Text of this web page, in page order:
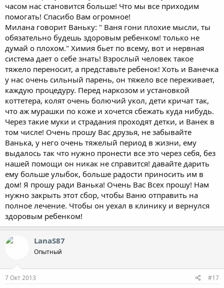
часом нас становится больше! Что мы все приходим
помогать! Спасибо Вам огромное!
Милана говорит Ваньку: " Ваня гони плохие мысли, ты
обязательно будешь здоровым ребенком! только не
думай о плохом." Химия бьет по всему, вот и нервная
система дает о себе знать! Взрослый человек такое
тяжело переносит, а представьте ребенок! Хоть и Ванечка
у нас очень сильный парень, он тяжело все переживает,
каждую процедуру. Перед наркозом и установкой
коттетера, колят очень болючий укол, дети кричат так,
что аж мурашки по коже и хочется сбежать куда нибудь.
Через такие муки и страдания проходят детки, и Ванек в
том числе! Очень прошу Вас друзья, не забывайте
Ванька, у него очень тяжелый период в жизни, ему
выдалось так что нужно пронести все это через себя, без
нашей помощи он никак не справится! давайте дарить
ему больше улыбок, больше радости приносить им в
дом! Я прошу ради Ванька! Очень Вас Всех прошу! Нам
нужно закрыть этот сбор, чтобы Ваню отправить на
полное лечение. Чтобы он уехал в клинику и вернулся
здоровым ребенком!
LanaS87
Опытный
7 Окт 2013 #17